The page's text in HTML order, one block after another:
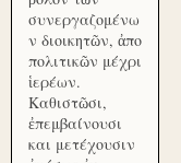
συνεργαζομένω
ν διοικητῶν, ἀπο
πολιτικῶν μέχρι
ἱερέων.
Καθιστῶσι,
ἐπεμβαίνουσι
και μετέχουσιν